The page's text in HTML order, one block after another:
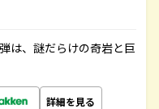
は、謎だらけの奇岩と巨
詳細を見る